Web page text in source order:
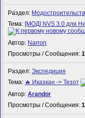
Раздел:
Тема: [МОД] NVS 3.0 для
Автор: Narron
Просмотры / Сообщения:
Раздел:Экспедиция
Тема: 🔥 Иказкан -> Тезот
Автор:Arandor
Просмотры / Сообщения: